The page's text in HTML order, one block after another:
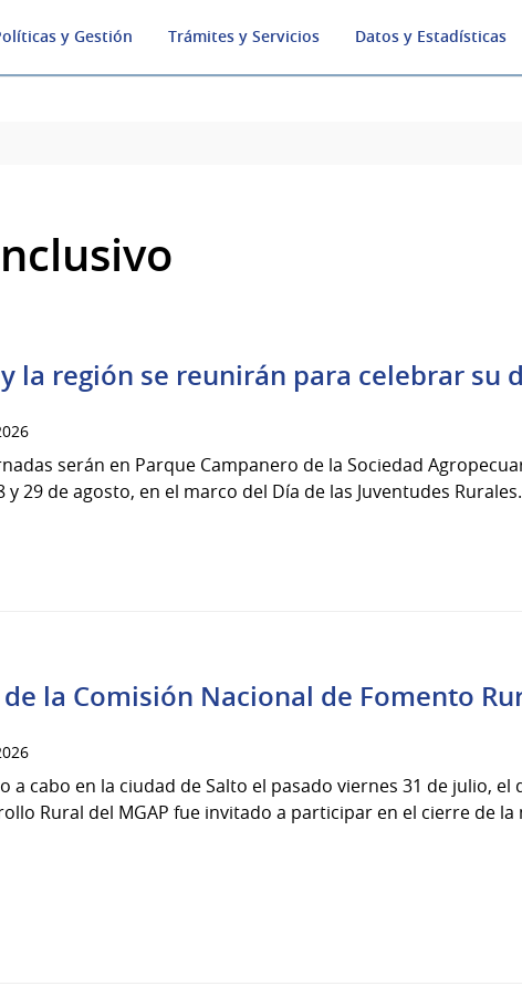
y Gestión Trámites y Servicios Datos y Estadísticas
la región se reunirán para celebrar su
serán en Parque Campanero de la Sociedad
y 29 de agosto, en el marco del Día de las Juventudes Rurales.
la Comisión Nacional de Fomento
a cabo en la ciudad de Salto el pasado viernes 31 de julio, el
Rural del MGAP fue invitado a participar en el cierre de la